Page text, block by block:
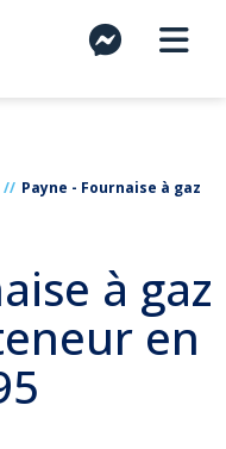
Payne - Fournaise à gaz
à gaz
en